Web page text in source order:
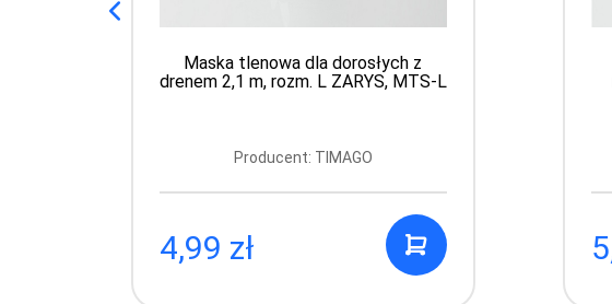
Maska tlenowa dla dorosłych z
drenem 2,1 m, rozm. L ZARYS, MTS-L
Producent: TIMAGO
4,99 zł